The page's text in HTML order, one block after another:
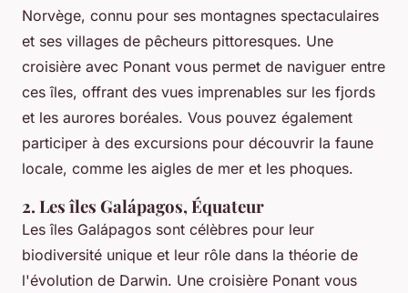
Norvège, connu pour ses montagnes spectaculaires
et ses villages de pêcheurs pittoresques. Une
croisière avec Ponant vous permet de naviguer entre
ces îles, offrant des vues imprenables sur les fjords
et les aurores boréales. Vous pouvez également
participer à des excursions pour découvrir la faune
locale, comme les aigles de mer et les phoques.
2. Les îles Galápagos, Équateur
Les îles Galápagos sont célèbres pour leur
biodiversité unique et leur rôle dans la théorie de
l'évolution de Darwin. Une croisière Ponant vous